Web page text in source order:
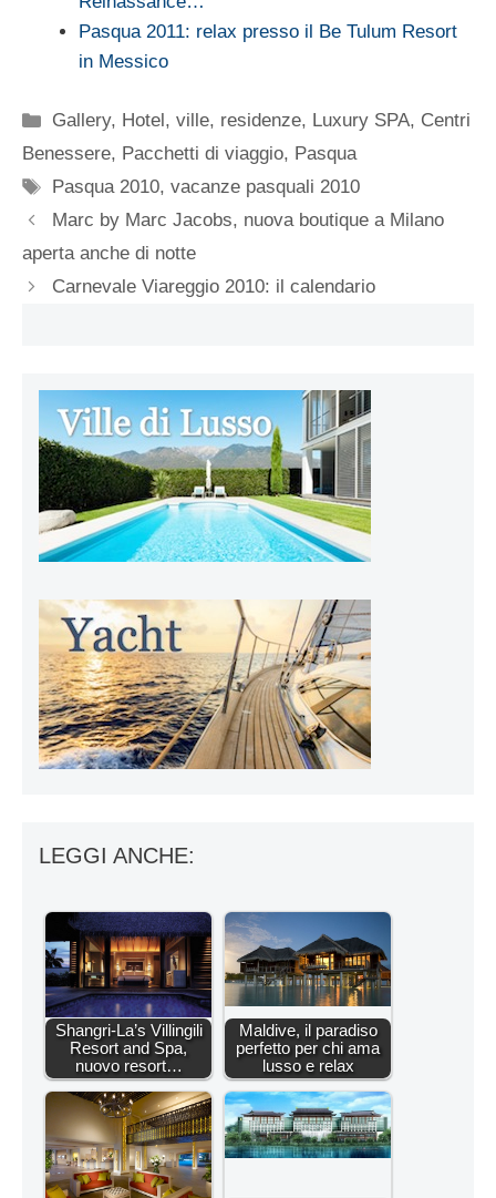
Pasqua 2011: relax presso il Be Tulum Resort
in Messico
Categorie
Gallery, Hotel, ville, residenze, Luxury SPA, Centri
Benessere, Pacchetti di viaggio, Pasqua
Tag
Pasqua 2010,vacanze pasquali 2010
Marc by Marc Jacobs, nuova boutique a Milano
aperta anche di notte
Carnevale Viareggio 2010: il calendario
LEGGI ANCHE:
Shangri-La’s Villingili
Resort and Spa,
nuovo resort…
Maldive, il paradiso
perfetto per chi ama
lusso e relax